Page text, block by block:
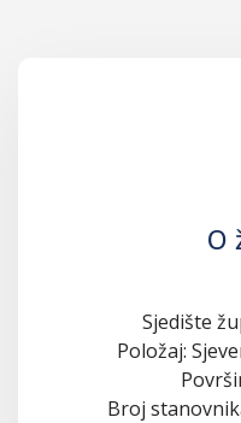
O
Sjedište
Položaj:
Broj